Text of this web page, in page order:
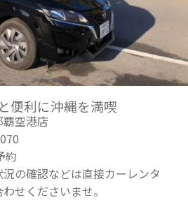
便利に沖縄を満喫
空港店
約
の確認などは直接カーレンタ
せくださいませ。